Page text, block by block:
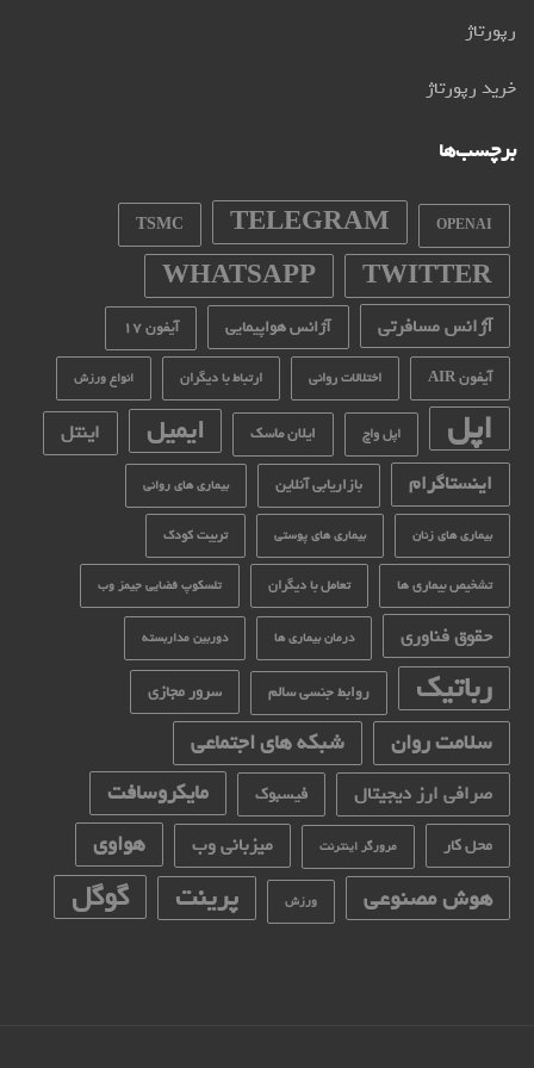
رپورتاژ
خرید رپورتاژ
برچسب‌ها
OPENAI
TELEGRAM
TSMC
TWITTER
WHATSAPP
آژانس مسافرتی آژانس هواپیمایی آیفون 17
آیفون AIR اختلالات روانی ارتباط با دیگران انواع ورزش
اپل اپل واچ ایلان ماسک ایمیل اینتل
اینستاگرام بازاریابی آنلاین بیماری های روانی
بیماری های زنان بیماری های پوستی تربیت کودک
تشخیص بیماری ها تعامل با دیگران تلسکوپ فضایی جیمز وب
حقوق فناوری درمان بیماری ها دوربین مداربسته
رباتیک روابط جنسی سالم سرور مجازی
سلامت روان شبکه های اجتماعی
صرافی ارز دیجیتال فیسبوک مایکروسافت
محل کار مرورگر اینترنت میزبانی وب هواوی
هوش مصنوعی ورزش پرینت گوگل